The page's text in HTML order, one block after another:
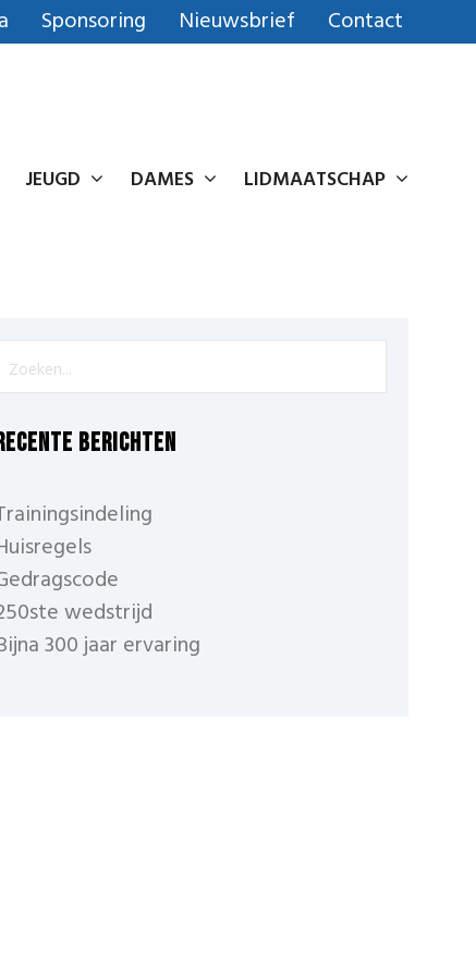
Sponsoring Nieuwsbrief Contact
JEUGD DAMES LIDMAATSCHAP
berichten
wedstrijd
300 jaar ervaring